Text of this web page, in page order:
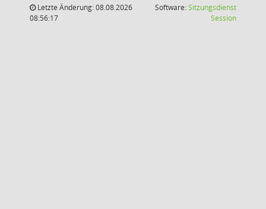
Letzte Änderung: 08.08.2026
08:56:17
Software:Sitzungsdienst
Session(Wird in